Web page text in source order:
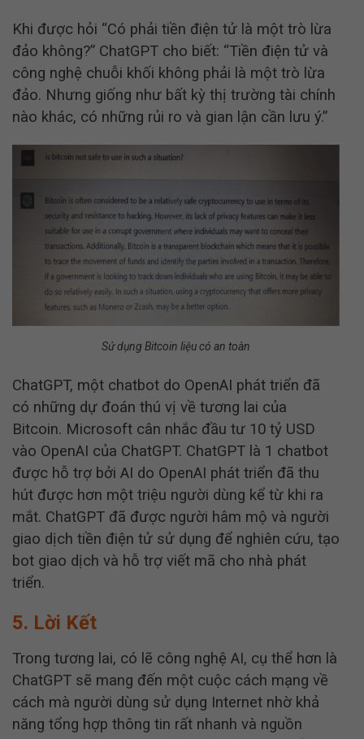
Khi được hỏi “Có phải tiền điện tử là một trò lừa
đảo không?” ChatGPT cho biết: “Tiền điện tử và
công nghệ chuỗi khối không phải là một trò lừa
đảo. Nhưng giống như bất kỳ thị trường tài chính
nào khác, có những rủi ro và gian lận cần lưu ý.”
Sử dụng Bitcoin liệu có an toàn
ChatGPT, một chatbot do OpenAI phát triển đã
có những dự đoán thú vị về tương lai của
Bitcoin. Microsoft cân nhắc đầu tư 10 tỷ USD
vào OpenAI của ChatGPT. ChatGPT là 1 chatbot
được hỗ trợ bởi AI do OpenAI phát triển đã thu
hút được hơn một triệu người dùng kể từ khi ra
mắt. ChatGPT đã được người hâm mộ và người
giao dịch tiền điện tử sử dụng để nghiên cứu, tạo
bot giao dịch và hỗ trợ viết mã cho nhà phát
triển.
5. Lời Kết
Trong tương lai, có lẽ công nghệ AI, cụ thể hơn là
ChatGPT sẽ mang đến một cuộc cách mạng về
cách mà người dùng sử dụng Internet nhờ khả
năng tổng hợp thông tin rất nhanh và nguồn